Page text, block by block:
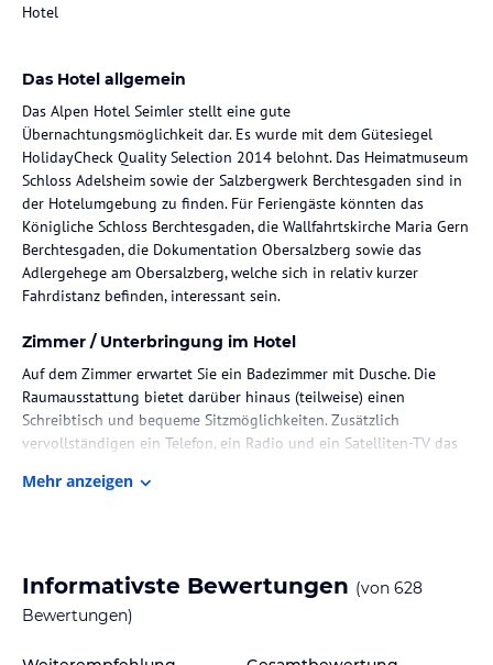
Hotel
Das Hotel allgemein
Das Alpen Hotel Seimler stellt eine gute
Übernachtungsmöglichkeit dar. Es wurde mit dem Gütesiegel
HolidayCheck Quality Selection 2014 belohnt. Das Heimatmuseum
Schloss Adelsheim sowie der Salzbergwerk Berchtesgaden sind in
der Hotelumgebung zu finden. Für Feriengäste könnten das
Königliche Schloss Berchtesgaden, die Wallfahrtskirche Maria Gern
Berchtesgaden, die Dokumentation Obersalzberg sowie das
Adlergehege am Obersalzberg, welche sich in relativ kurzer
Fahrdistanz befinden, interessant sein.
Zimmer / Unterbringung im Hotel
Auf dem Zimmer erwartet Sie ein Badezimmer mit Dusche. Die
Raumausstattung bietet darüber hinaus (teilweise) einen
Schreibtisch und bequeme Sitzmöglichkeiten. Zusätzlich
vervollständigen ein Telefon, ein Radio und ein Satelliten-TV das
genießen Sie dort entspannte Stunden. Tanken Sie bei einer
Runde Golf, Tischtennis, Bowling, Tennis oder Volleyball frische
Sportmöglichkeiten unweit der Unterkunft.
Mehr anzeigen
Informativste Bewertungen (von 628
Bewertungen)